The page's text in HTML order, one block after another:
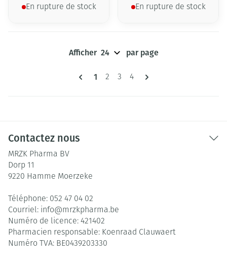
En rupture de stock En rupture de stock
Pages
Vous lisez actuellement la page
1 Page
2 Page
3 Page
4
Afficher par page
Contactez nous
MRZK Pharma BV
Dorp 11
9220 Hamme Moerzeke
Téléphone: 052 47 04 02
Courriel: info@mrzkpharma.be
Numéro de licence: 421402
Pharmacien responsable: Koenraad Clauwaert
Numéro TVA: BE0439203330